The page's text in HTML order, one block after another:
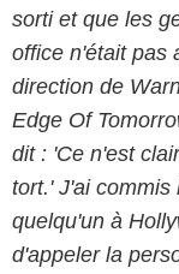
sorti et que les
office n'était pas
direction de
Edge Of
dit : 'Ce n'est
tort.' J'ai commis
quelqu'un à
d'appeler la